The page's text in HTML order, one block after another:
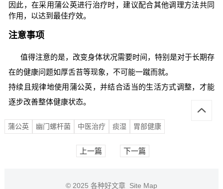
因此，在采用蒲公英进行治疗时，建议配合其他调理方法共同
作用，以达到最佳疗效。
注意事项
值得注意的是，改变身体状况需要时间，特别是对于长期存
在的健康问题如厚舌苔等现象，不可能一蹴而就。
持续且规律地使用蒲公英，并结合适当的生活方式调整，才能
逐步改善整体健康状态。
蒲公英 幽门螺杆菌 中医治疗 痰湿 胃部健康
上一篇 下一篇
© 2025 各种好文章 Site Map